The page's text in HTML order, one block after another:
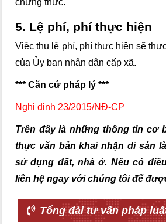
chứng thực.
5. Lệ phí, phí thực hiện
Việc thu lệ phí, phí thực hiện sẽ
của Ủy ban nhân dân cấp xã.
*** Căn cứ pháp lý ***
Nghị định 23/2015/NĐ-CP
Trên đây là những thông tin cơ
thực văn bản khai nhận di sản
sử dụng đất, nhà ở. Nếu có
liên hệ ngay với chúng tôi để
Tổng đài tư vấn pháp